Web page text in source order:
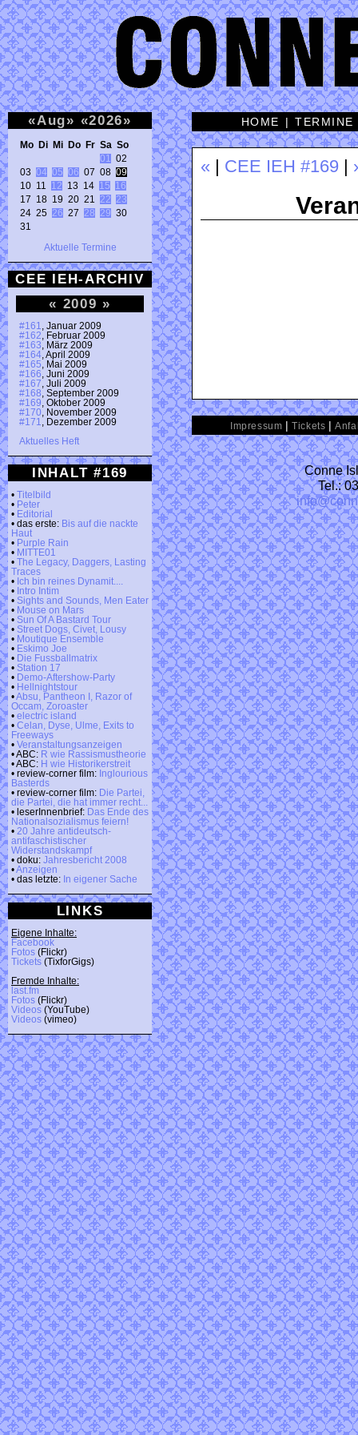
«Aug» «2026»
Mo Di Mi Do Fr Sa So
01
02
03 04 05 06 07 08 09
10 11 12 13 14 15
16
17 18 19 20 21 22
23
24 25 26 27 28 29 30
31
Aktuelle Termine
CEE IEH-ARCHIV
« 2009 »
#161
, Januar 2009
#162 , Februar 2009
#163 , März 2009
#164 , April 2009
#165 , Mai 2009
#166 , Juni 2009
#167 , Juli 2009
#168 , September 2009
#169 , Oktober 2009
#170 , November 2009
#171
, Dezember 2009
Aktuelles Heft
INHALT #169
• Titelbild
• Peter
• Editorial
• das erste: Bis auf die nackte
Haut
• Purple Rain
• MITTE01
• The Legacy, Daggers, Lasting
Traces
• Ich bin reines Dynamit....
• Intro Intim
• Sights and Sounds, Men Eater
• Mouse on Mars
• Sun Of A Bastard Tour
• Street Dogs, Civet, Lousy
• Moutique Ensemble
• Eskimo Joe
• Die Fussballmatrix
• Station 17
• Demo-Aftershow-Party
• Hellnightstour
•Absu, Pantheon I, Razor of
Occam, Zoroaster
• electric island
• Celan, Dyse, Ulme, Exits to
Freeways
• Veranstaltungsanzeigen
• ABC: R wie Rassismustheorie
• ABC: H wie Historikerstreit
• review-corner film: Inglourious
Basterds
• review-corner film: Die Partei,
die Partei, die hat immer recht...
• leserInnenbrief: Das Ende des
Nationalsozialismus feiern!
• 20 Jahre antideutsch-
antifaschistischer
Widerstandskampf
• doku: Jahresbericht 2008
•Anzeigen
• das letzte: In eigener Sache
LINKS
Eigene Inhalte:
Facebook
Fotos (Flickr)
Tickets (TixforGigs)
Fremde Inhalte:
last.fm
Fotos (Flickr)
Videos (YouTube)
Videos (vimeo)
HOME |TERMINE
« CEE IEH #169
Impressum |Tickets |
Conne
Tel.: